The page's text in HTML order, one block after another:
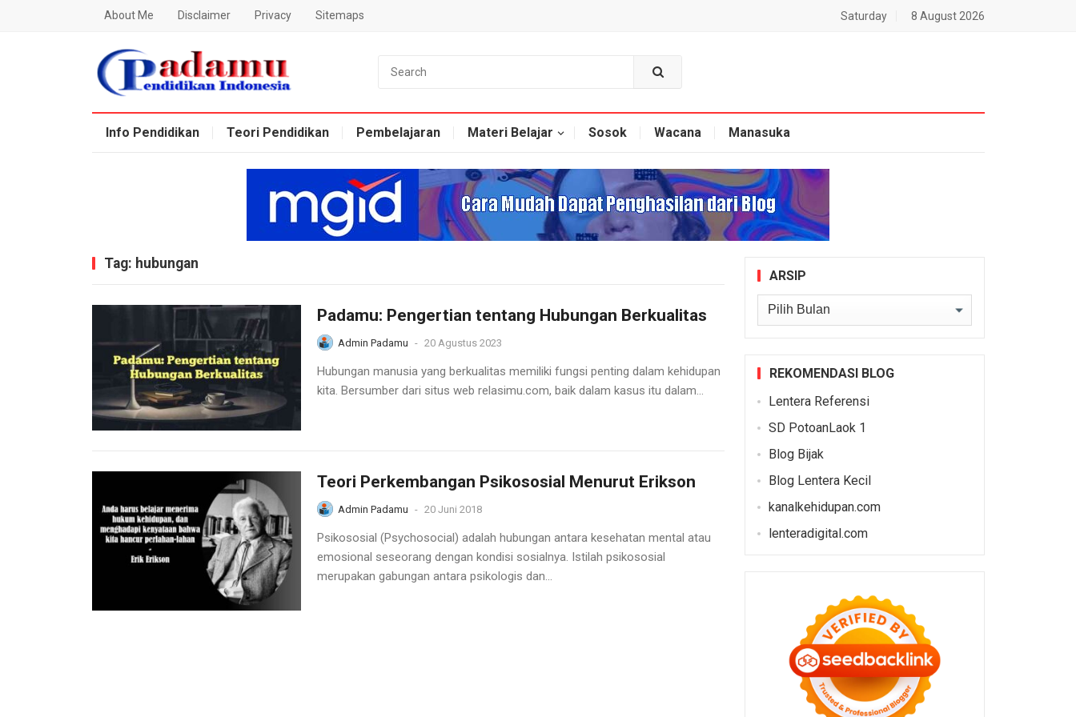
About Me Disclaimer Privacy Sitemaps Saturday 8 August 2026
Blog Padamu
Info Pendidikan
Teori Pendidikan Pembelajaran Materi Belajar Sosok Wacana Manasuka
Tag: hubungan
Padamu: Pengertian tentang Hubungan Berkualitas
Admin Padamu - 20 Agustus 2023
Hubungan manusia yang berkualitas memiliki fungsi penting dalam kehidupan
kita. Bersumber dari situs web relasimu.com, baik dalam kasus itu dalam...
Teori Perkembangan Psikososial Menurut Erikson
Admin Padamu - 20 Juni 2018
Psikososial (Psychosocial) adalah hubungan antara kesehatan mental atau
emosional seseorang dengan kondisi sosialnya. Istilah psikososial
merupakan gabungan antara psikologis dan...
ARSIP
Arsip
REKOMENDASI BLOG
Lentera Referensi
SD PotoanLaok 1
Blog Bijak
Blog Lentera Kecil
kanalkehidupan.com
lenteradigital.com